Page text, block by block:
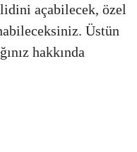
açabilecek, özel
Üstün
hakkında